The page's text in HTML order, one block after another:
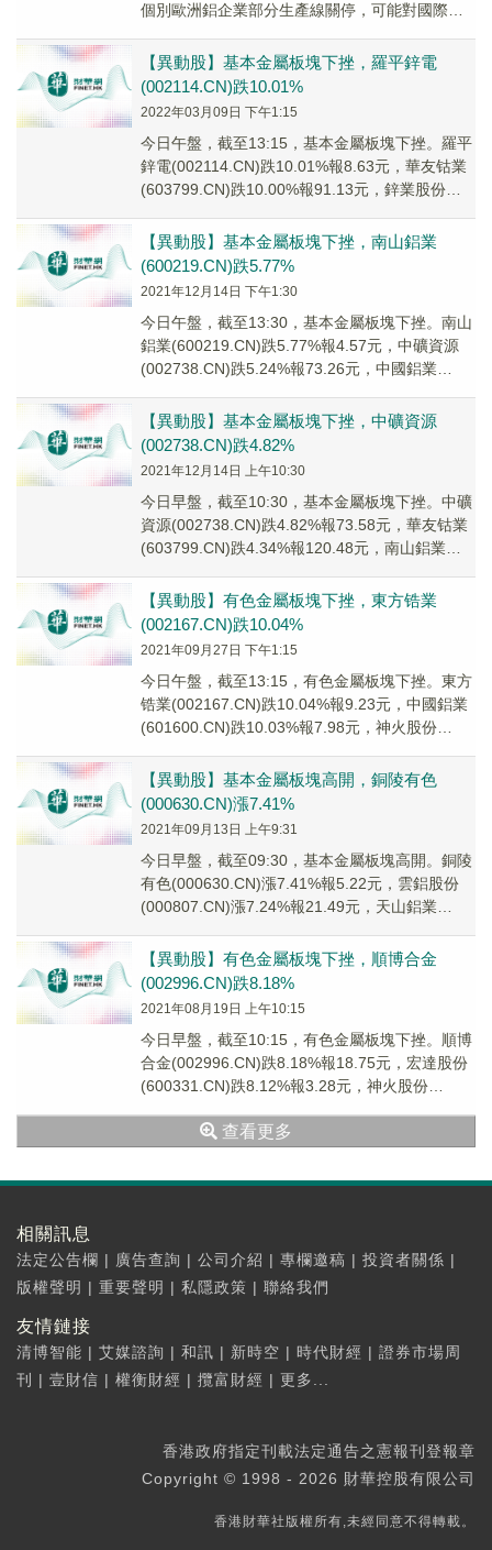
個別歐洲鋁企業部分生產線關停，可能對國際鋁
【異動股】基本金屬板塊下挫，羅平鋅電
(002114.CN)跌10.01%
2022年03月09日 下午1:15
今日午盤，截至13:15，基本金屬板塊下挫。羅平
鋅電(002114.CN)跌10.01%報8.63元，華友钴業
(603799.CN)跌10.00%報91.13元，鋅業股份
【異動股】基本金屬板塊下挫，南山鋁業
(600219.CN)跌5.77%
2021年12月14日 下午1:30
今日午盤，截至13:30，基本金屬板塊下挫。南山
鋁業(600219.CN)跌5.77%報4.57元，中礦資源
(002738.CN)跌5.24%報73.26元，中國鋁業
【異動股】基本金屬板塊下挫，中礦資源
(002738.CN)跌4.82%
2021年12月14日 上午10:30
今日早盤，截至10:30，基本金屬板塊下挫。中礦
資源(002738.CN)跌4.82%報73.58元，華友钴業
(603799.CN)跌4.34%報120.48元，南山鋁業
【異動股】有色金屬板塊下挫，東方锆業
(002167.CN)跌10.04%
2021年09月27日 下午1:15
今日午盤，截至13:15，有色金屬板塊下挫。東方
锆業(002167.CN)跌10.04%報9.23元，中國鋁業
(601600.CN)跌10.03%報7.98元，神火股份
【異動股】基本金屬板塊高開，銅陵有色
(000630.CN)漲7.41%
2021年09月13日 上午9:31
今日早盤，截至09:30，基本金屬板塊高開。銅陵
有色(000630.CN)漲7.41%報5.22元，雲鋁股份
(000807.CN)漲7.24%報21.49元，天山鋁業
【異動股】有色金屬板塊下挫，順博合金
(002996.CN)跌8.18%
2021年08月19日 上午10:15
今日早盤，截至10:15，有色金屬板塊下挫。順博
合金(002996.CN)跌8.18%報18.75元，宏達股份
(600331.CN)跌8.12%報3.28元，神火股份
查看更多
相關訊息
法定公告欄 | 廣告查詢 | 公司介紹 | 專欄邀稿 | 投資者關係 |
版權聲明 | 重要聲明 | 私隱政策 | 聯絡我們
友情鏈接
清博智能 | 艾媒諮詢 | 和訊 | 新時空 | 時代財經 | 證券市場周
刊
| 壹財信 | 權衡財經 | 攬富財經 | 更多...
香港政府指定刊載法定通告之憲報刊登報章
Copyright © 1998 - 2026 財華控股有限公司
香港財華社版權所有,未經同意不得轉載。